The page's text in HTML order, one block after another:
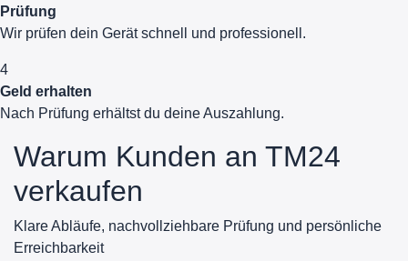
Prüfung
Wir prüfen dein Gerät schnell und professionell.
4
Geld erhalten
Nach Prüfung erhältst du deine Auszahlung.
Warum Kunden an TM24
verkaufen
Klare Abläufe, nachvollziehbare Prüfung und persönliche
Erreichbarkeit